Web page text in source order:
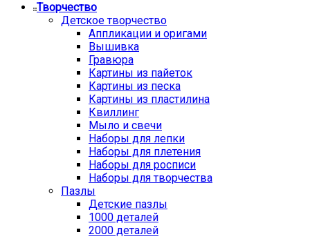
Творчество
Детское творчество
Аппликации и оригами
Вышивка
Гравюра
Картины из пайеток
Картины из песка
Картины из пластилина
Квиллинг
Мыло и свечи
Наборы для лепки
Наборы для плетения
Наборы для росписи
Наборы для творчества
Пазлы
Детские пазлы
1000 деталей
2000 деталей